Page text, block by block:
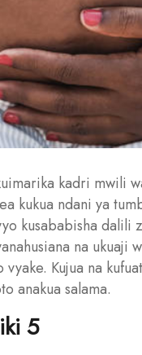
kadri mwili
kukua ndani ya
kusababisha dalili
na ukuaji
vyake. Kujua na
anakua salama.
5